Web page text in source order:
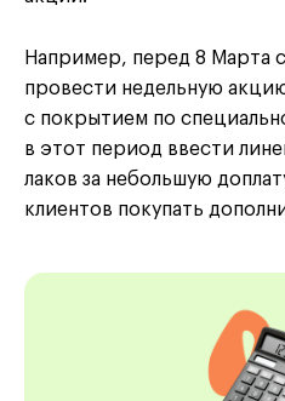
Например, перед 8 Марта
провести недельную
с покрытием по
в этот период ввести
лаков за небольшую
клиентов покупать